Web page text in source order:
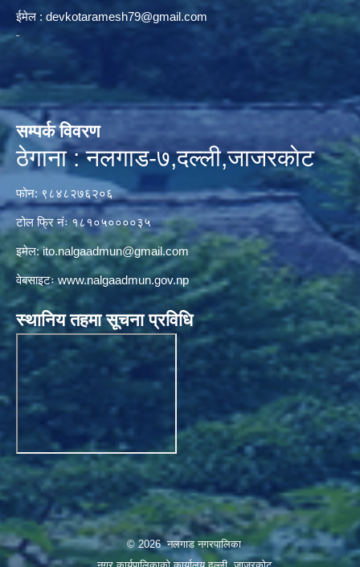
ईमेल : devkotaramesh79@gmail.com
सम्पर्क विवरण
ठेगाना : नलगाड-७,दल्ली,जाजरकाेट
फोन: ९८४८२७६२०६
टोल फ्रि नंः १८१०५००००३५
इमेल:ito.nalgaadmun@gmail.com
वेबसाइटःwww.nalgaadmun.gov.np
स्थानिय तहमा सूचना प्रविधि
© 2026 नलगाड नगरपालिका